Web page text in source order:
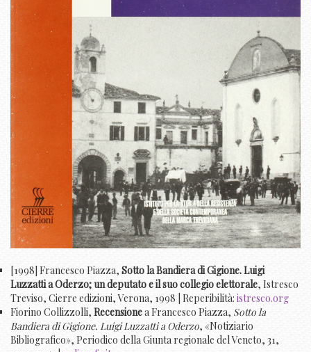
[1998] Francesco Piazza, Sotto la Bandiera di Gigione. Luigi
Luzzatti a Oderzo; un deputato e il suo collegio elettorale, Istresco
Treviso, Cierre edizioni, Verona, 1998 | Reperibilità: istresco.org
Fiorino Collizzolli, Recensionea Francesco Piazza, Sotto la
Bandiera di Gigione. Luigi Luzzatti a Oderzo, «Notiziario
Bibliografico», Periodico della Giunta regionale del Veneto, 31,